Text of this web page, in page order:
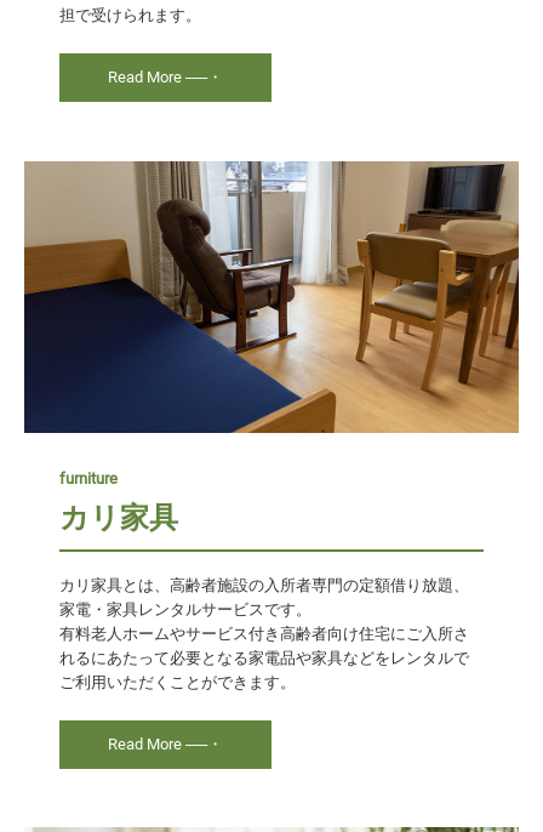
担で受けられます。
Read More ──・
furniture
カリ家具
カリ家具とは、高齢者施設の入所者専門の定額借り放題、
家電・家具レンタルサービスです。
有料老人ホームやサービス付き高齢者向け住宅にご入所さ
れるにあたって必要となる家電品や家具などをレンタルで
ご利用いただくことができます。
Read More ──・